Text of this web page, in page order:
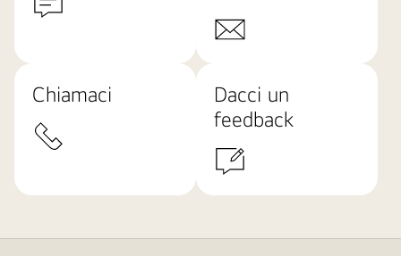
Chiamaci
Dacci un
feedback